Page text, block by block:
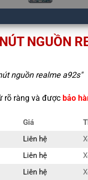
NGUỒN
nguồn realme a92s"
rõ ràng và được bảo
Giá
Liên hệ
Liên hệ
Liên hệ